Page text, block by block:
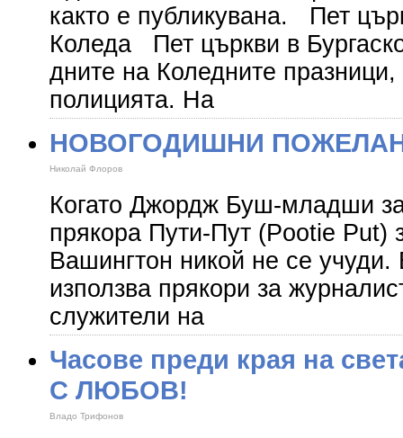
както е публикувана. Пет
Коледа Пет църкви в
дните на Коледните
полицията. На
НОВОГОДИШНИ
Николай Флоров
Когато Джордж Буш-младши
прякора Пути-Пут (Pootie Put)
Вашингтон никой не се учуди.
използва прякори за
служители на
Часове преди края на
С ЛЮБОВ!
Владо Трифонов